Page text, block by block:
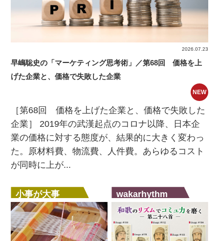
2026.07.23
早嶋聡史の「マーケティング思考術」／第68回 価格を上
げた企業と、価格で失敗した企業
NEW
［第68回 価格を上げた企業と、価格で失敗した
企業］ 2019年の武漢起点のコロナ以降、日本企
業の価格に対する態度が、結果的に大きく変わっ
た。原材料費、物流費、人件費。あらゆるコスト
が同時に上が...
小事が大事 wakarhythm